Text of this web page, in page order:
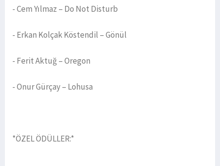
- Cem Yılmaz – Do Not Disturb
- Erkan Kolçak Köstendil – Gönül
- Ferit Aktuğ – Oregon
- Onur Gürçay – Lohusa
*ÖZEL ÖDÜLLER:*